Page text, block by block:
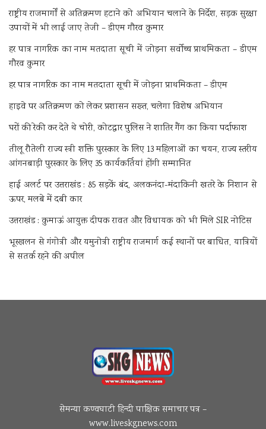
राष्ट्रीय राजमार्गों से अतिक्रमण हटाने को अभियान चलाने के निर्देश, सड़क सुरक्षा
उपायों में भी लाई जाए तेजी – डीएम गौरव कुमार
हर पात्र नागरिक का नाम मतदाता सूची में जोड़ना सर्वोच्च प्राथमिकता – डीएम
गौरव कुमार
हर पात्र नागरिक का नाम मतदाता सूची में जोड़ना प्राथमिकता – डीएम
हाइवे पर अतिक्रमण को लेकर प्रशासन सख्त, चलेगा विशेष अभियान
घरों की रेकी कर देते थे चोरी, कोटद्वार पुलिस ने शातिर गैंग का किया पर्दाफाश
तीलू रौतेली राज्य स्त्री शक्ति पुरस्कार के लिए 13 महिलाओं का चयन, राज्य स्तरीय
आंगनबाड़ी पुरस्कार के लिए 35 कार्यकर्तियां होंगी सम्मानित
हाई अलर्ट पर उत्तराखंड : 85 सड़कें बंद, अलकनंदा-मंदाकिनी खतरे के निशान से
ऊपर, मलबे में दबी कार
उत्तराखंड : कुमाऊं आयुक्त दीपक रावत और विधायक को भी मिले SIR नोटिस
भूस्खलन से गंगोत्री और यमुनोत्री राष्ट्रीय राजमार्ग कई स्थानों पर बाधित, यात्रियों
से सतर्क रहने की अपील
सेमन्या कण्वघाटी हिन्दी पाक्षिक समाचार पत्र –
www.liveskgnews.com